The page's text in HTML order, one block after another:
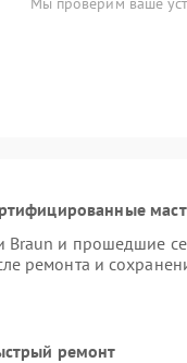
Braun и прошедшие
ремонта и
ремонт